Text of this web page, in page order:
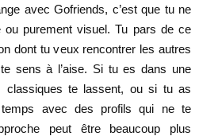
avec Gofriends, c’est que tu ne
ou purement visuel. Tu pars de ce
dont tu veux rencontrer les autres
sens à l’aise. Si tu es dans une
classiques te lassent, ou si tu as
temps avec des profils qui ne te
peut être beaucoup plus